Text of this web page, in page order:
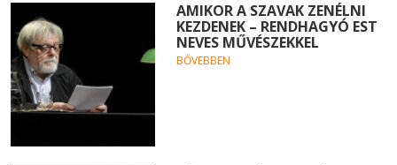
AMIKOR A SZAVAK ZENÉLNI
KEZDENEK – RENDHAGYÓ EST
NEVES MŰVÉSZEKKEL
BŐVEBBEN